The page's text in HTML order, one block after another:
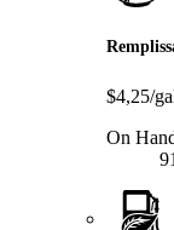
$4,25/
On